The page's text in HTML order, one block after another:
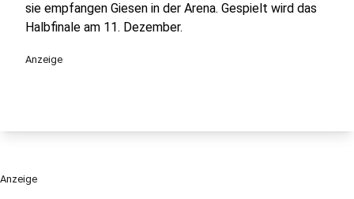
sie empfangen Giesen in der Arena. Gespielt wird das
Halbfinale am 11. Dezember.
Anzeige
Anzeige